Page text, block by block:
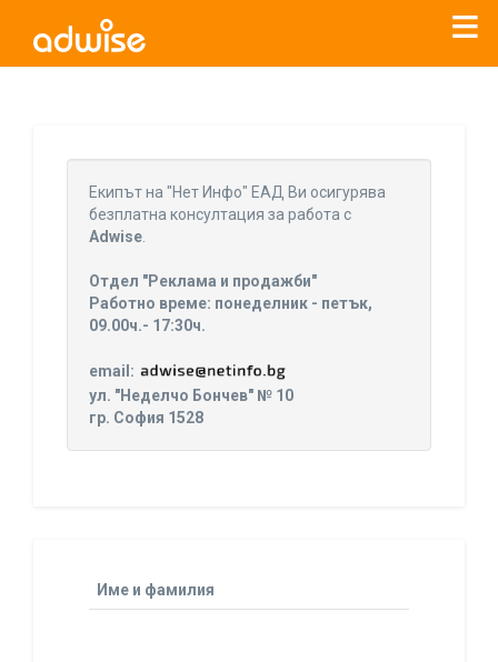
Уважаеми рекламодатели, с настоящото съобщение
бихме искали да Ви уведомим, че „Нет Инфо“ ЕАД (
прекратява услугата Adwiseсчитано от
г
Eкипът на "Нет Инфо" ЕАД Ви осигурява
безплатна консултация за работа с
Adwise.
Отдел "Реклама и продажби"
Работно време: понеделник - петък,
09.00ч.- 17:30ч.
email:
ул. "Неделчо Бончев" № 10
гр. София 1528
Име и фамилия